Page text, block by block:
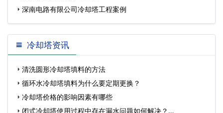
深南电路有限公司冷却塔工程案例
冷却塔资讯
清洗圆形冷却塔填料的方法
循环水冷却塔填料为什么要定期更换？
冷却塔价格的影响因素有哪些
闭式冷却塔使用过程中存在漏水问题如何解决？…